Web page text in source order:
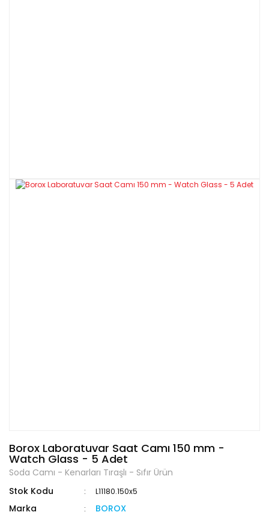
Borox Laboratuvar Saat Camı 150 mm -
Watch Glass - 5 Adet
Soda Camı - Kenarları Tıraşlı - Sıfır Ürün
Stok Kodu
L11180.150x5
Marka BOROX